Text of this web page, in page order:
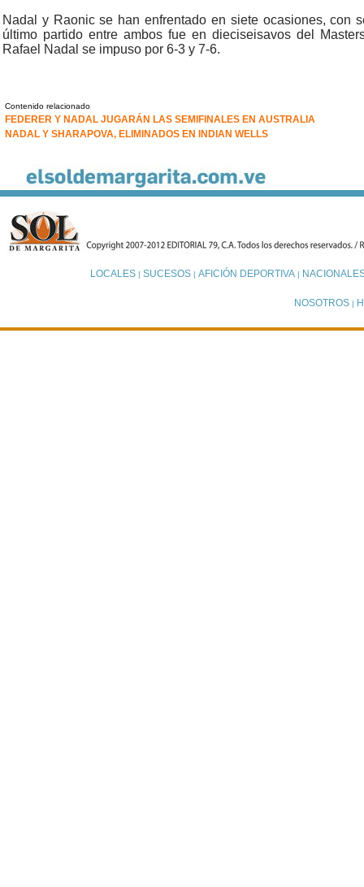
Nadal y Raonic se han enfrentado en siete ocasiones, con
último partido entre ambos fue en dieciseisavos del
Rafael Nadal se impuso por 6-3 y 7-6.
Contenido relacionado
FEDERER Y NADAL JUGARÁN LAS SEMIFINALES EN AUSTRALIA
NADAL Y SHARAPOVA, ELIMINADOS EN INDIAN WELLS
LOCALES| SUCESOS| AFICIÓN DEPORTIVA|
NOSOTROS |